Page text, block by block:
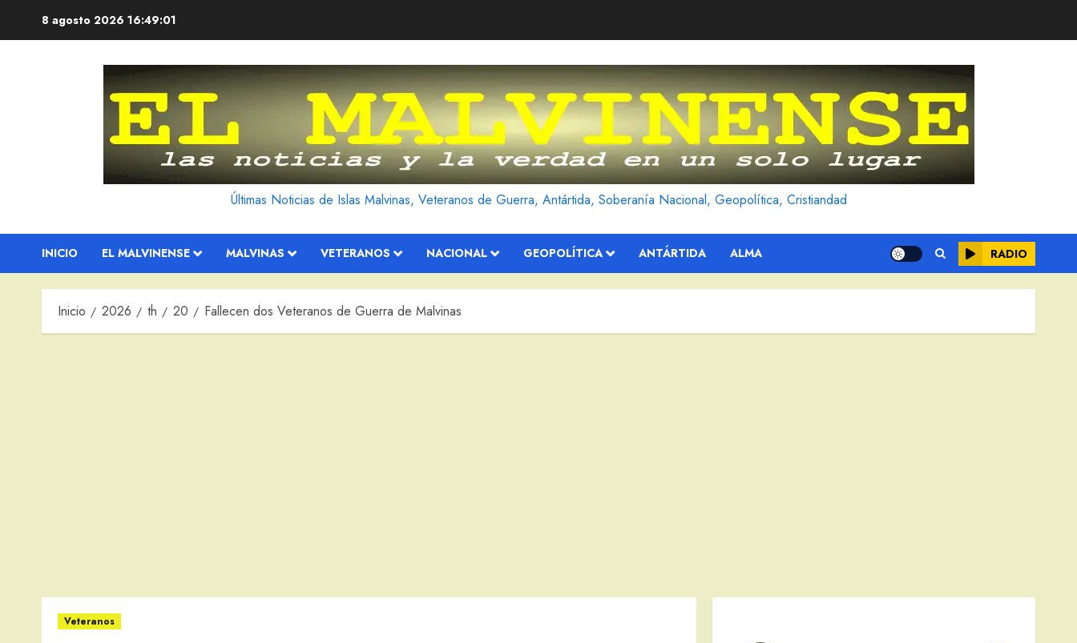
8 agosto 2026 16:49:02
Últimas Noticias de Islas Malvinas, Veteranos de Guerra, Antártida, Soberanía Nacional, Geopolítica, Cristiandad
INICIO EL MALVINENSE MALVINAS VETERANOS NACIONAL GEOPOLÍTICA ANTÁRTIDA ALMA RADIO
Inicio 2026 th 20 Fallecen dos Veteranos de Guerra de Malvinas
Veteranos